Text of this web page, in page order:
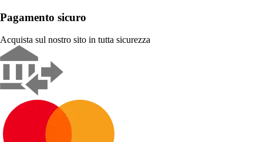
Pagamento sicuro
Acquista sul nostro sito in tutta sicurezza